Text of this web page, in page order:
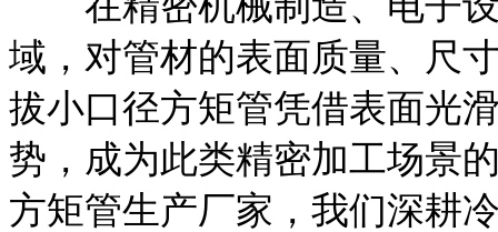
域，对管材的表面质量、尺
拔小口径方矩管凭借表面光
势，成为此类精密加工场景
方矩管生产厂家，我们深耕